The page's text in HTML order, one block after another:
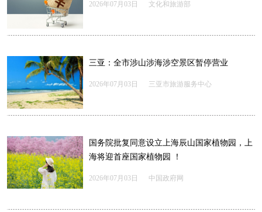
2026年07月03日 文化和旅游部
三亚：全市涉山涉海涉空景区暂停营业
2026年07月03日 三亚市旅游服务中心
国务院批复同意设立上海辰山国家植物园，上
海将迎首座国家植物园 ！
2026年07月03日 中国政府网